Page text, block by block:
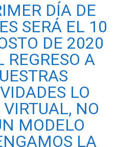
DÍA DE
SERÁ EL 10
DE 2020
REGRESO A
LO
NO
MODELO
LA